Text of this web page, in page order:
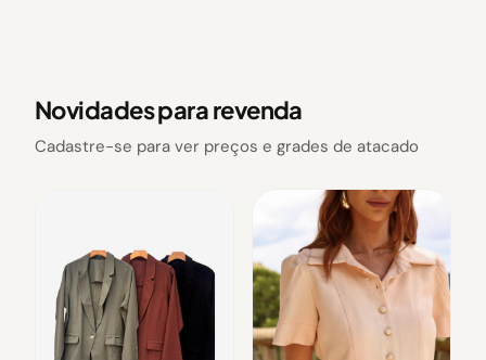
Novidades para revenda
Cadastre-se para ver preços e grades de atacado